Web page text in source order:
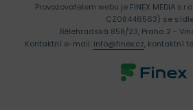
Provozovatelem webu je FINEX MEDIA
CZ08446563) se
Bělehradská 858/23, Praha 2 -
Kontaktní e-mail: info@finex.cz, kontaktní